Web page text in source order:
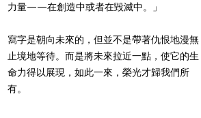
力量——在創造中或者在毀滅中。」
寫字是朝向未來的，但並不是帶著仇恨地漫無
止境地等待。而是將未來拉近一點，使它的生
命力得以展現，如此一來，榮光才歸我們所
有。